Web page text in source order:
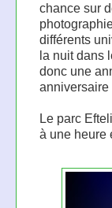
chance sur
différents
la nuit dans
donc une
anniversaire
Le parc
à une heure